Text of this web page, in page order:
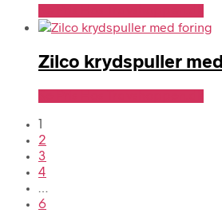
Zilco krydspuller
1
2
3
4
…
6